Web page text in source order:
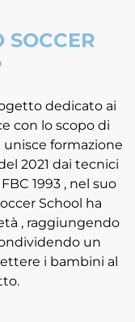
SOCCER
dedicato ai
con lo scopo di
formazione
2021 dai tecnici
1993 , nel suo
School ha
, raggiungendo
un
i bambini al